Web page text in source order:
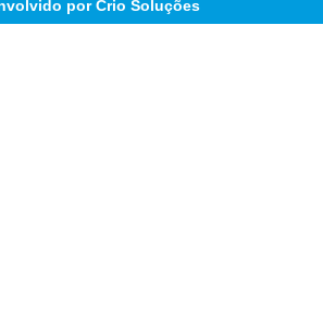
por Crio Soluções